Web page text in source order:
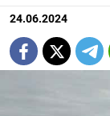
24.06.2024